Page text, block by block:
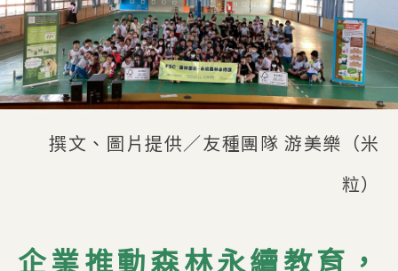
撰文、圖片提供／友種團隊 游美樂（米
粒）
企業推動森林永續教育，